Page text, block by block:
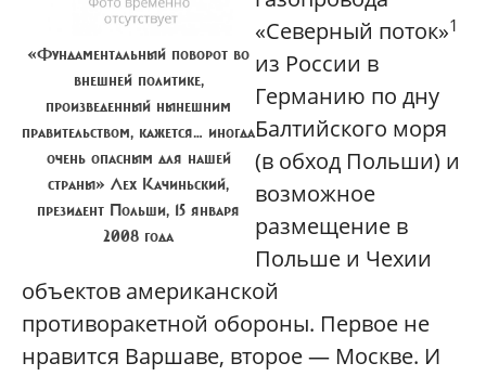
«Фундаментальный поворот во
внешней политике,
произведенный нынешним
правительством, кажется… иногда
очень опасным для нашей
страны» Лех Качиньский,
президент Польши, 15 января
2008 года
«Северный поток»1
из России в
Германию по дну
Балтийского моря
(в обход Польши) и
возможное
размещение в
Польше и Чехии
объектов американской
противоракетной обороны. Первое не
нравится Варшаве, второе — Москве. И